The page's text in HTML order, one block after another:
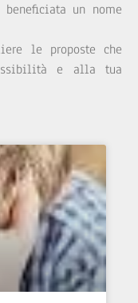
un nome
le proposte che
e alla tua